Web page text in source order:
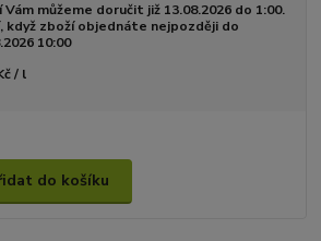
Vám můžeme doručit již 13.08.2026 do 1:00.
když zboží objednáte nejpozději do
10:00
/ l
do košíku